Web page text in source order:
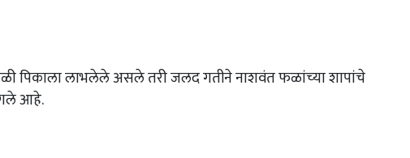
पिकाला लाभलेले असले तरी जलद गतीने नाशवंत फळांच्‍या शापांचे
आहे.